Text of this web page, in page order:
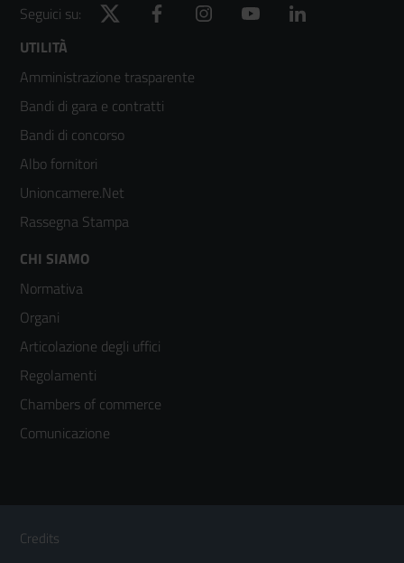
Seguici su:
Twitter Facebook Instagram YouTube
Footer
menù
colonna
2
UTILITÀ
Amministrazione trasparente
Bandi di gara e contratti
Bandi di concorso
Albo fornitori
Unioncamere.Net
Rassegna Stampa
Footer
menù
colonna
3
CHI SIAMO
Normativa
Organi
Articolazione degli uffici
Regolamenti
Chambers of commerce
Comunicazione
Footer
Credits